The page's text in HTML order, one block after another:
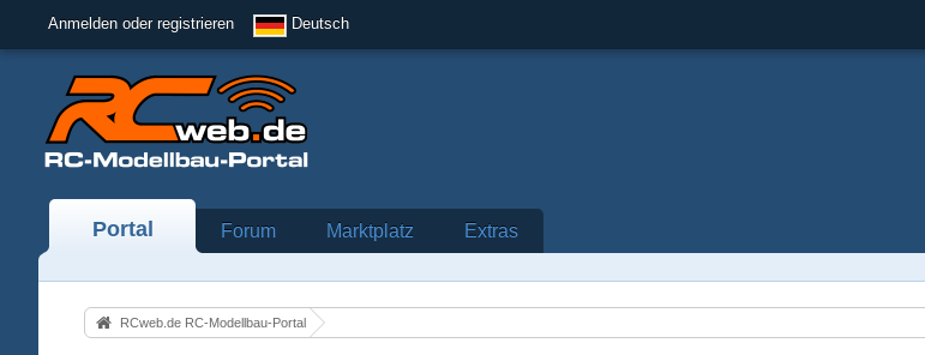
Anmelden oder registrieren Deutsch
Portal Forum Marktplatz Extras
RCweb.de RC-Modellbau-Portal